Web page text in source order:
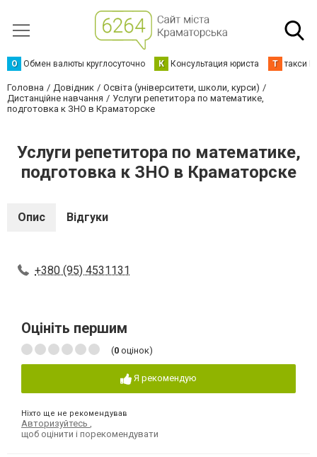
О Обмен валюты круглосуточно К Консультация юриста Т такси
Головна Довідник
Освіта (університети, школи, курси)
Дистанційне навчання
Услуги репетитора по математике,
подготовка к ЗНО в Краматорске
Услуги репетитора по математике,
подготовка к ЗНО в Краматорске
Опис Відгуки
+380 (95) 4531131
Оцініть першим
(0 оцінок)
Я рекомендую
Ніхто ще не рекомендував
Авторизуйтесь
щоб оцінити і порекомендувати